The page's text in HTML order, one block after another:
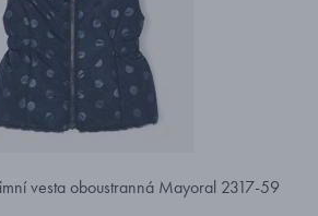
vesta oboustranná Mayoral 2317-59